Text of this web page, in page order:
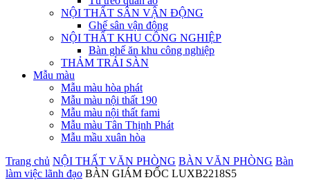
NỘI THẤT SÂN VẬN ĐỘNG
Ghế sân vận động
NỘI THẤT KHU CÔNG NGHIỆP
Bàn ghế ăn khu công nghiệp
THẢM TRẢI SÀN
Mẫu màu
Mẫu màu hòa phát
Mẫu màu nội thất 190
Mẫu màu nội thất fami
Mẫu màu Tân Thịnh Phát
Mẫu mầu xuân hòa
Trang chủ NỘI THẤT VĂN PHÒNG BÀN VĂN PHÒNG Bàn
làm việc lãnh đạo BÀN GIÁM ĐỐC LUXB2218S5